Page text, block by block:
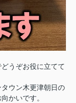
うぞお役に立てて
ウン木更津朝日の
かいです。